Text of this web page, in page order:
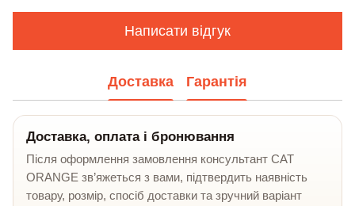
Написати відгук
Доставка Гарантія
Доставка, оплата і бронювання
Після оформлення замовлення консультант CAT
ORANGE зв’яжеться з вами, підтвердить наявність
товару, розмір, спосіб доставки та зручний варіант